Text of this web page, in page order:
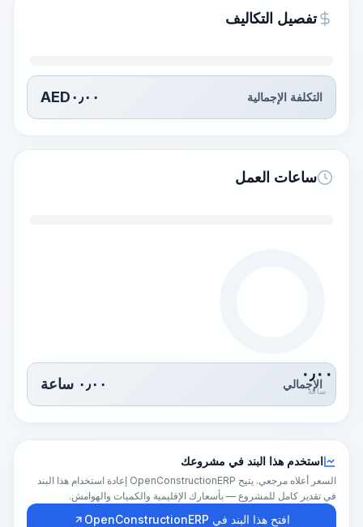
تفصيل التكاليف
التكلفة الإجمالية AED٠٫٠٠
ساعات العمل
٠٫٠٠
ساعة
الإجمالي ٠٫٠٠ ساعة
استخدم هذا البند في مشروعك
السعر أعلاه مرجعي. يتيح OpenConstructionERP إعادة استخدام هذا البند
في تقدير كامل للمشروع — بأسعارك الإقليمية والكميات والهوامش.
افتح هذا البند في OpenConstructionERP